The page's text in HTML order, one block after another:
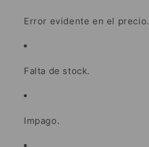
Error evidente en el precio.
Falta de stock.
Impago.